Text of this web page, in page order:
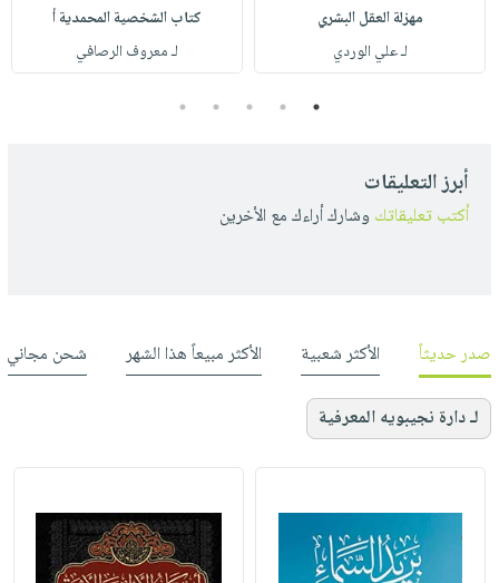
مهزلة العقل البشري
لـ علي الوردي
كتاب الشخصية المحمدية أ
لـ معروف الرصافي
1
2
3
4
5
أبرز التعليقات
أكتب تعليقاتك وشارك أراءك مع الأخرين
صدر حديثاً الأكثر شعبية الأكثر مبيعاً هذا الشهر شحن مجاني
لـ دارة نجيبويه المعرفية